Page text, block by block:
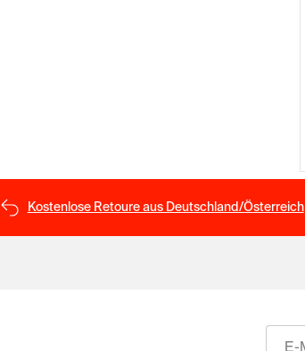
Kostenlose Retoure aus Deutschland/Österreich